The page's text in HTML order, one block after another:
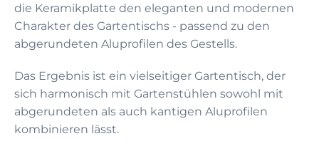
die Keramikplatte den eleganten und modernen
Charakter des Gartentischs - passend zu den
abgerundeten Aluprofilen des Gestells.
Das Ergebnis ist ein vielseitiger Gartentisch, der
sich harmonisch mit Gartenstühlen sowohl mit
abgerundeten als auch kantigen Aluprofilen
kombinieren lässt.